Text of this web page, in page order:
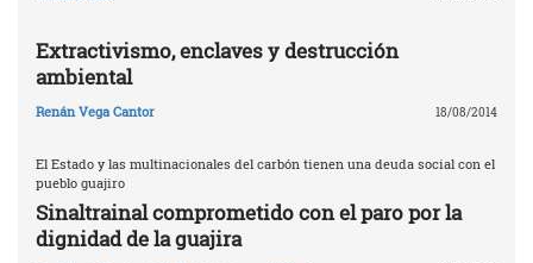
Extractivismo, enclaves y destrucción
ambiental
Renán Vega Cantor 18/08/2014
El Estado y las multinacionales del carbón tienen una deuda social con el
pueblo guajiro
Sinaltrainal comprometido con el paro por la
dignidad de la guajira